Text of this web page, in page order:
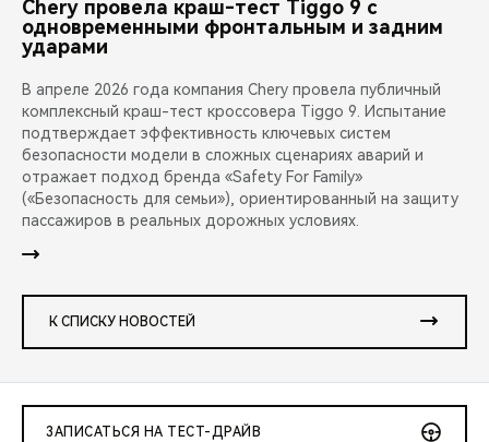
Chery провела краш-тест Tiggo 9 с
одновременными фронтальным и задним
ударами
В апреле 2026 года компания Chery провела публичный
комплексный краш-тест кроссовера Tiggo 9. Испытание
подтверждает эффективность ключевых систем
безопасности модели в сложных сценариях аварий и
отражает подход бренда «Safety For Family»
(«Безопасность для семьи»), ориентированный на защиту
пассажиров в реальных дорожных условиях.
К СПИСКУ НОВОСТЕЙ
ЗАПИСАТЬСЯ НА ТЕСТ-ДРАЙВ